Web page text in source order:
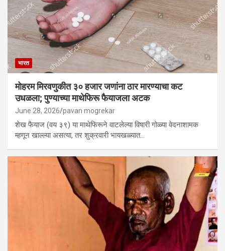
भारत
मोहरम मिरवणुकीत ३० हजार जणांना ठार मारण्‍याचा कट
उधळला; पुण्‍याच्‍या माथेफिरू फैयाजला अटक
June 28, 2026 pavan mogrekar
शेख फैयाज (वय ३९) या माथेफिरूने वाटलेल्या विषारी गोळ्या वेदनाशामक
म्हणून खाल्ल्या असत्या, तर शुक्रवारी भायखळ्यात…